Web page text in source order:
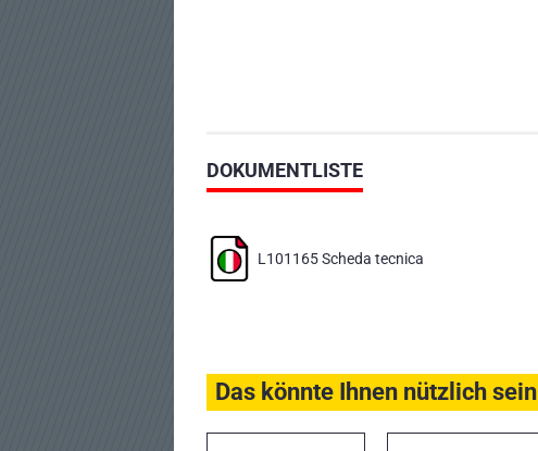
DOKUMENTLISTE
L101165 Scheda tecnica
Das könnte Ihnen nützlich sein